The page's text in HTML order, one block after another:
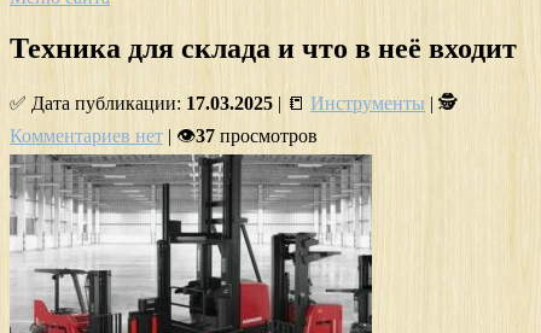
Техника для склада и что в неё входит
✅ Дата публикации: 17.03.2025 | 📒 Инструменты | 🕵
Комментариев нет | 👁37 просмотров